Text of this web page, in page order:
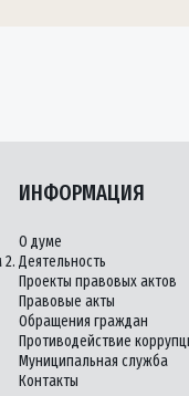
2.
ИНФОРМАЦИЯ
О думе
Деятельность
Проекты правовых актов
Правовые акты
Обращения граждан
Противодействие
Муниципальная служба
Контакты